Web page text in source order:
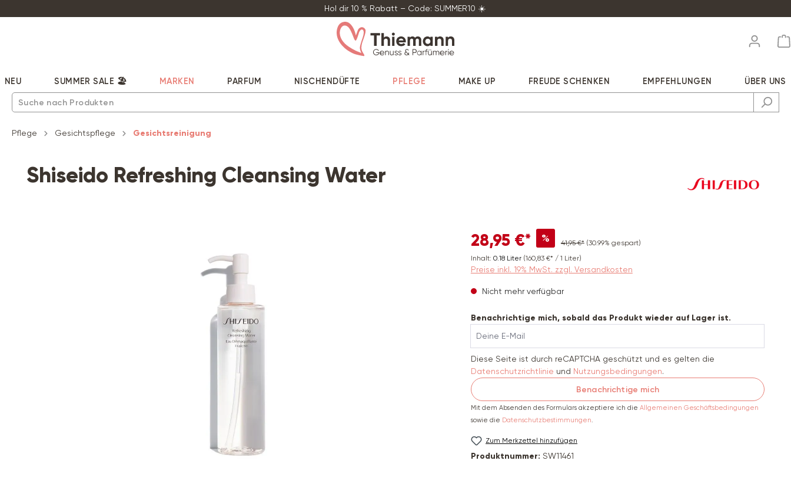
Hol dir 10 % Rabatt – Code: SUMMER10 ☀️
NEU SUMMER SALE 🏖️ MARKEN PARFUM NISCHENDÜFTE PFLEGE MAKE UP FREUDE SCHENKEN EMPFEHLUNGEN ÜBER UNS
Pflege Gesichtspflege Gesichtsreinigung
Shiseido Refreshing Cleansing Water
28,95 €* % 41,95 €* (30.99% gespart)
Inhalt: 0.18 Liter (160,83 €* / 1 Liter)
Preise inkl. 19% MwSt. zzgl. Versandkosten
Nicht mehr verfügbar
Benachrichtige mich, sobald das Produkt wieder auf Lager ist.
Diese Seite ist durch reCAPTCHA geschützt und es gelten die
Datenschutzrichtlinie und Nutzungsbedingungen.
Benachrichtige mich
Mit dem Absenden des Formulars akzeptiere ich die Allgemeinen Geschäftsbedingungen
sowie die Datenschutzbestimmungen.
Zum Merkzettel hinzufügen
Produktnummer: SW11461